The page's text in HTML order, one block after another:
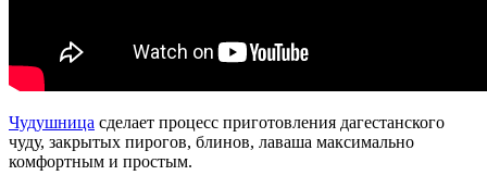
Чудушница сделает процесс приготовления дагестанского
чуду, закрытых пирогов, блинов, лаваша максимально
комфортным и простым.